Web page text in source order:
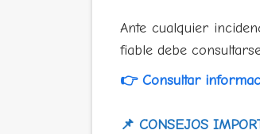
Ante cualquier
fiable debe
👉 Consultar
📌 CONSEJOS